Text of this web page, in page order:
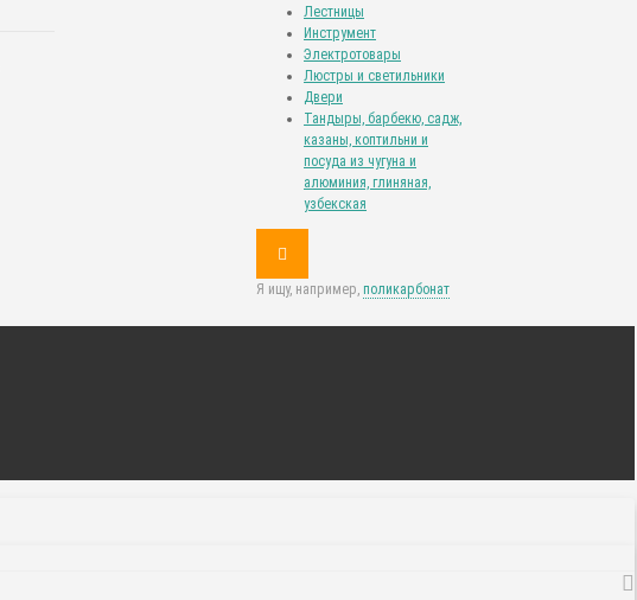
Лестницы
Инструмент
Электротовары
Люстры и светильники
Двери
Тандыры, барбекю, садж,
казаны, коптильни и
посуда из чугуна и
алюминия, глиняная,
узбекская
Я ищу, например, поликарбонат